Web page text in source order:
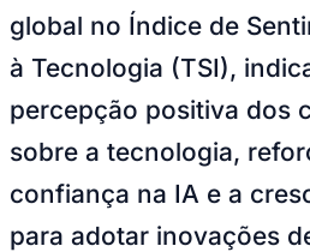
global no Índice de
à Tecnologia (TSI),
percepção positiva dos
sobre a tecnologia,
confiança na IA e a
para adotar inovações